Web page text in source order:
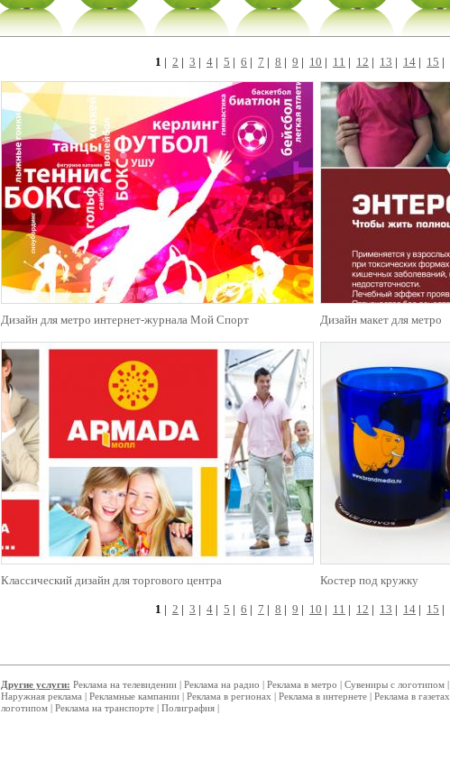
1 | 2 | 3 | 4 | 5 | 6 | 7 | 8 | 9 | 10 | 11 | 12 | 13 | 14 | 15 |
Дизайн для метро интернет-журнала Мой Спорт Дизайн макет для метро
Классический дизайн для торгового центра Костер под кружку
1 | 2 | 3 | 4 | 5 | 6 | 7 | 8 | 9 | 10 | 11 | 12 | 13 | 14 | 15 |
Другие услуги: Реклама на телевидении| Реклама на радио | Реклама в метро | Сувениры с логотипом|
Наружная реклама | Рекламные кампании| Реклама в регионах | Реклама в интернете| Реклама в газетах
логотипом| Реклама на транспорте| Полиграфия|